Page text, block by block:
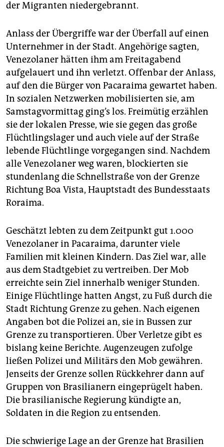
der Migranten niedergebrannt.
Anlass der Übergriffe war der Überfall auf einen
Unternehmer in der Stadt. Angehörige sagten,
Venezolaner hätten ihm am Freitagabend
aufgelauert und ihn verletzt. Offenbar der Anlass,
auf den die Bürger von Pacaraima gewartet haben.
In sozialen Netzwerken mobilisierten sie, am
Samstagvormittag ging’s los. Freimütig erzählen
sie der lokalen Presse, wie sie gegen das große
Flüchtlingslager und auch viele auf der Straße
lebende Flüchtlinge vorgegangen sind. Nachdem
alle Venezolaner weg waren, blockierten sie
stundenlang die Schnellstraße von der Grenze
Richtung Boa Vista, Hauptstadt des Bundesstaats
Roraima.
Geschätzt lebten zu dem Zeitpunkt gut 1.000
Venezolaner in Pacaraima, darunter viele
Familien mit kleinen Kindern. Das Ziel war, alle
aus dem Stadtgebiet zu vertreiben. Der Mob
erreichte sein Ziel innerhalb weniger Stunden.
Einige Flüchtlinge hatten Angst, zu Fuß durch die
Stadt Richtung Grenze zu gehen. Nach eigenen
Angaben bot die Polizei an, sie in Bussen zur
Grenze zu transportieren. Über Verletze gibt es
bislang keine Berichte. Augenzeugen zufolge
ließen Polizei und Militärs den Mob gewähren.
Jenseits der Grenze sollen Rückkehrer dann auf
Gruppen von Brasilianern eingeprügelt haben.
Die brasilianische Regierung kündigte an,
Soldaten in die Region zu entsenden.
Die schwierige Lage an der Grenze hat Brasilien